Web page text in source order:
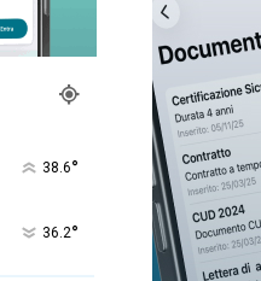
38.6°
36.2°